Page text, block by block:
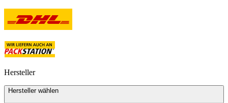
Hersteller
Hersteller wählen